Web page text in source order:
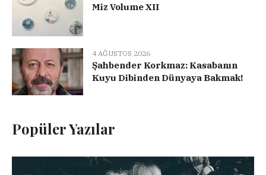
Miz Volume XII
4 AĞUSTOS 2026
Şahbender Korkmaz: Kasabanın
Kuyu Dibinden Dünyaya Bakmak!
Popüler Yazılar